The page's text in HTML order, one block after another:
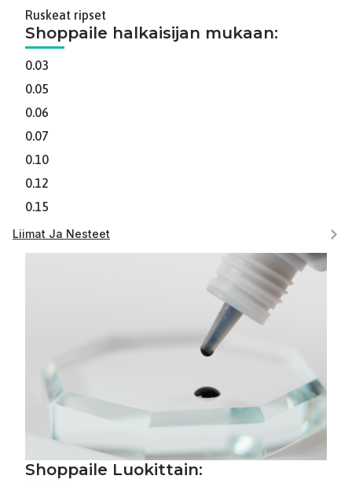
Ruskeat ripset
Shoppaile halkaisijan mukaan:
0.03
0.05
0.06
0.07
0.10
0.12
0.15
Liimat Ja Nesteet
Shoppaile Luokittain: